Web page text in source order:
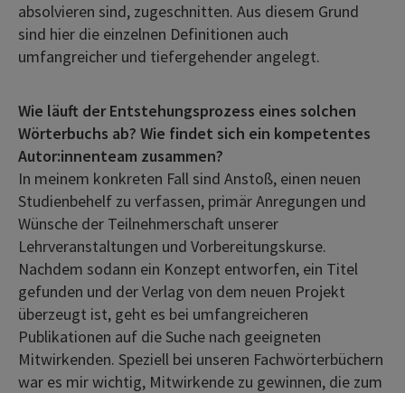
absolvieren sind, zugeschnitten. Aus diesem Grund
sind hier die einzelnen Definitionen auch
umfangreicher und tiefergehender angelegt.
Wie läuft der Entstehungsprozess eines solchen
Wörterbuchs ab? Wie findet sich ein kompetentes
Autor:innenteam zusammen?
In meinem konkreten Fall sind Anstoß, einen neuen
Studienbehelf zu verfassen, primär Anregungen und
Wünsche der Teilnehmerschaft unserer
Lehrveranstaltungen und Vorbereitungskurse.
Nachdem sodann ein Konzept entworfen, ein Titel
gefunden und der Verlag von dem neuen Projekt
überzeugt ist, geht es bei umfangreicheren
Publikationen auf die Suche nach geeigneten
Mitwirkenden. Speziell bei unseren Fachwörterbüchern
war es mir wichtig, Mitwirkende zu gewinnen, die zum